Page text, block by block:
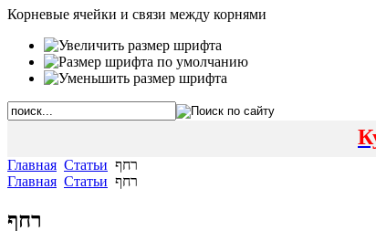
Корневые ячейки и связи между корнями
Главная Статьи רחף
Главная Статьи רחף
רחף